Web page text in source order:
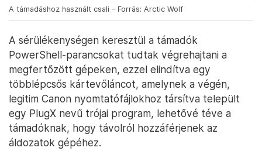
A támadáshoz használt csali – Forrás: Arctic Wolf
A sérülékenységen keresztül a támadók
PowerShell-parancsokat tudtak végrehajtani a
megfertőzött gépeken, ezzel elindítva egy
többlépcsős kártevőláncot, amelynek a végén,
legitim Canon nyomtatófájlokhoz társítva települt
egy PlugX nevű trójai program, lehetővé téve a
támadóknak, hogy távolról hozzáférjenek az
áldozatok gépéhez.